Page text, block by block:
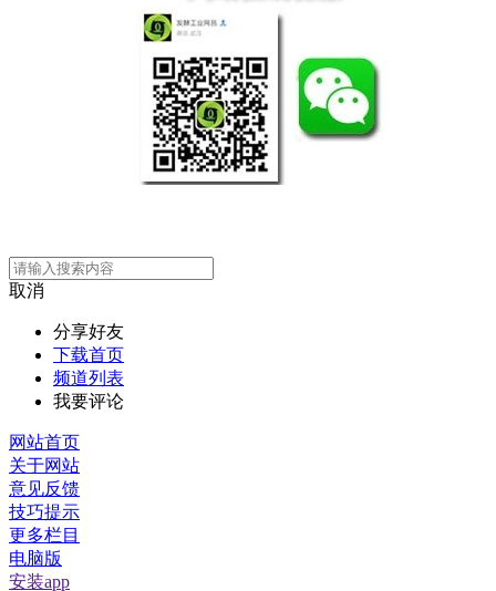
取消
分享好友
下载首页
频道列表
我要评论
网站首页
关于网站
意见反馈
技巧提示
更多栏目
电脑版
安装app